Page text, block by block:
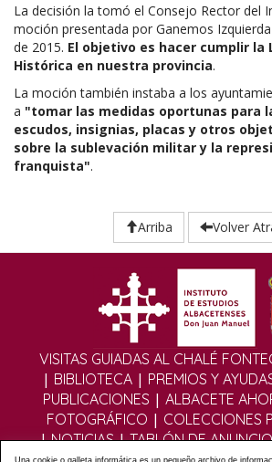
La decisión la tomó el Consejo Rector del
moción presentada por Ganemos
de 2015. El objetivo es hacer cumplir la
Histórica en nuestra provincia.
La moción también instaba a los
a "tomar las medidas oportunas para
escudos, insignias, placas y otros
sobre la sublevación militar y la
franquista".
Arriba Volver
VISITAS GUIADAS AL CHALÉ
| BIBLIOTECA| PREMIOS Y
PUBLICACIONES | ALBACETE
FOTOGRÁFICO | COLECCIONES
|NOTICIAS|TABLÓN DE
Una cookie o galleta informática es un pequeño archivo de